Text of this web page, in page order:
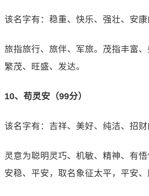
该名字有：稳重、快乐、强壮、安
旅指旅行、旅伴、军旅。茂指丰富
繁茂、旺盛、发达。
10、苟灵安（99分）
该名字有：吉祥、美好、纯洁、招
灵意为聪明灵巧、机敏、精神、有悟
安稳、平安，取名象征太平，平安、